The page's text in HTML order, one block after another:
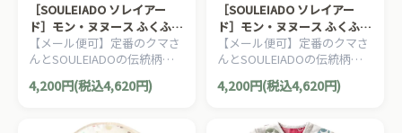
［SOULEIADO ソレイアー
ド］モン・ヌヌース ふくふく
ガーゼ ６重ガーゼスリーパー
ブルー
【メール便可】定番のクマさ
んとSOULEIADOの伝統柄を
組み合わせ全面にあしらった
6重ガーゼスリーパー。寝冷
テムです。
4,200円(税込4,620円)
［SOULEIADO ソレイアー
ド］モン・ヌヌース ふくふく
ガーゼ ６重ガーゼスリーパー
ピンク
【メール便可】定番のクマさ
んとSOULEIADOの伝統柄を
組み合わせ全面にあしらった
6重ガーゼスリーパー。寝冷
テムです。
4,200円(税込4,620円)